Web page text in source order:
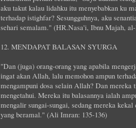
aku takut kalau lidahku itu menyebabkan ku
terhadap istighfar? Sesungguhnya, aku
sehari semalam." (HR.Nasa'i, Ibnu Majah,
12. MENDAPAT BALASAN SYURGA
"Dan (juga) orang-orang yang apabila
ingat akan Allah, lalu memohon ampun
mengampuni dosa selain Allah? Dan mereka
mengetahui. Mereka itu balasannya ialah
mengalir sungai-sungai, sedang mereka
yang beramal." (Ali Imran: 135-136)